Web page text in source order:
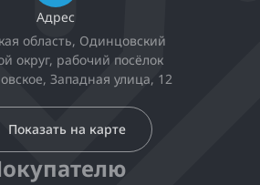
Адрес
область, Одинцовский
округ, рабочий посёлок
Западная улица, 12
Показать на карте